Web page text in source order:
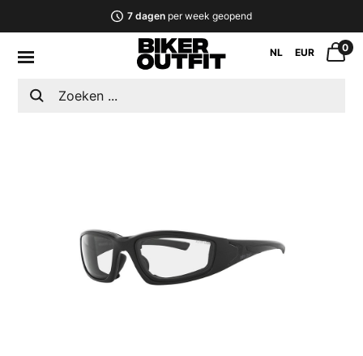
7 dagenper week geopend
NL EUR 0